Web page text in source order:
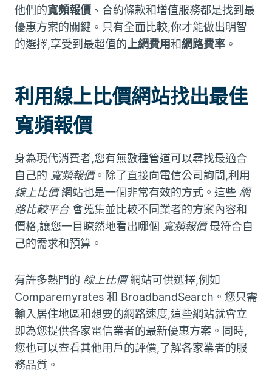
他們的寬頻報價 、合約條款和增值服務都是找到最
優惠方案的關鍵。只有全面比較,你才能做出明智
的選擇,享受到最超值的 上網費用和網路費率 。
利用線上比價網站找出最佳
寬頻報價
身為現代消費者,您有無數種管道可以尋找最適合
自己的 寬頻報價。除了直接向電信公司詢問,利用
線上比價網站也是一個非常有效的方式。這些 網
路比較平台會蒐集並比較不同業者的方案內容和
價格,讓您一目瞭然地看出哪個 寬頻報價最符合自
己的需求和預算。
有許多熱門的 線上比價網站可供選擇,例如
Comparemyrates 和 BroadbandSearch。您只需
輸入居住地區和想要的網路速度,這些網站就會立
即為您提供各家電信業者的最新優惠方案。同時,
您也可以查看其他用戶的評價,了解各家業者的服
務品質。